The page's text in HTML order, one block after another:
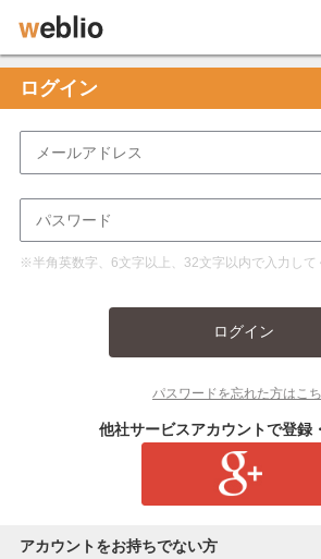
ログイン
※半角英数字、6文字以上、32文字以内で入力して
ログイン
パスワードを忘れた方はこ
他社サービスアカウントで登録
アカウントをお持ちでない方